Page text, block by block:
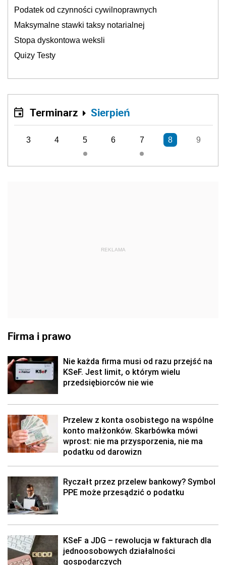
Podatek od czynności cywilnoprawnych
Maksymalne stawki taksy notarialnej
Stopa dyskontowa weksli
Quizy Testy
Terminarz Sierpień
3 4 5 6 7 8 9
REKLAMA
Firma i prawo
Nie każda firma musi od razu przejść na
KSeF. Jest limit, o którym wielu
przedsiębiorców nie wie
Przelew z konta osobistego na wspólne
konto małżonków. Skarbówka mówi
wprost: nie ma przysporzenia, nie ma
podatku od darowizn
Ryczałt przez przelew bankowy? Symbol
PPE może przesądzić o podatku
KSeF a JDG – rewolucja w fakturach dla
jednoosobowych działalności
gospodarczych